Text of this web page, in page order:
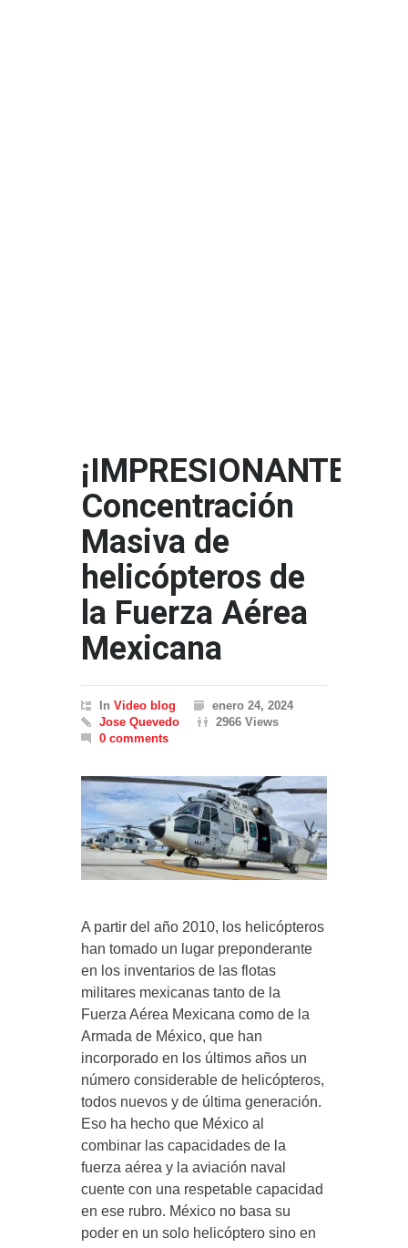
¡IMPRESIONANTE!
Concentración
Masiva de
helicópteros de
la Fuerza Aérea
Mexicana
In Video blog
enero 24, 2024
Jose Quevedo
2966 Views
0 comments
A partir del año 2010, los helicópteros
han tomado un lugar preponderante
en los inventarios de las flotas
militares mexicanas tanto de la
Fuerza Aérea Mexicana como de la
Armada de México, que han
incorporado en los últimos años un
número considerable de helicópteros,
todos nuevos y de última generación.
Eso ha hecho que México al
combinar las capacidades de la
fuerza aérea y la aviación naval
cuente con una respetable capacidad
en ese rubro. México no basa su
poder en un solo helicóptero sino en